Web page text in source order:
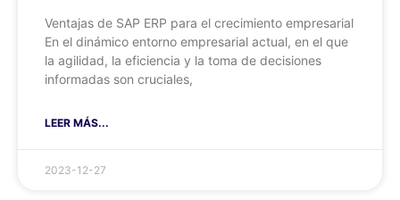
Ventajas de SAP ERP para el crecimiento empresarial
En el dinámico entorno empresarial actual, en el que
la agilidad, la eficiencia y la toma de decisiones
informadas son cruciales,
LEER MÁS...
2023-12-27